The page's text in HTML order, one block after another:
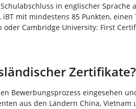
in englischer Sprache
mit mindestens 85 Punkten,
Cambridge University: First
Zertifikate?
Bewerbungsprozess eingesehen
aus den Ländern China, Vietnam